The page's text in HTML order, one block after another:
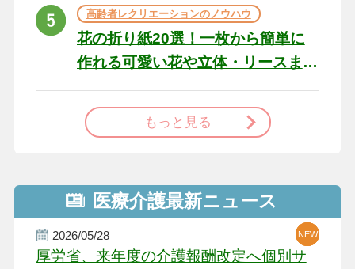
高齢者レクリエーションのノウハウ
花の折り紙20選！一枚から簡単に
作れる可愛い花や立体・リースま
もっと見る
医療介護最新ニュース
2026/05/28
厚労省、来年度の介護報酬改定へ個別サ
NEW
NEW
NEW